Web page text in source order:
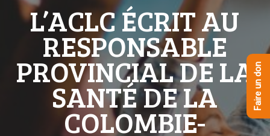
L’ACLC ÉCRIT AU
RESPONSABLE
PROVINCIAL DE LA
SANTÉ DE LA
COLOMBIE-
Faire un don